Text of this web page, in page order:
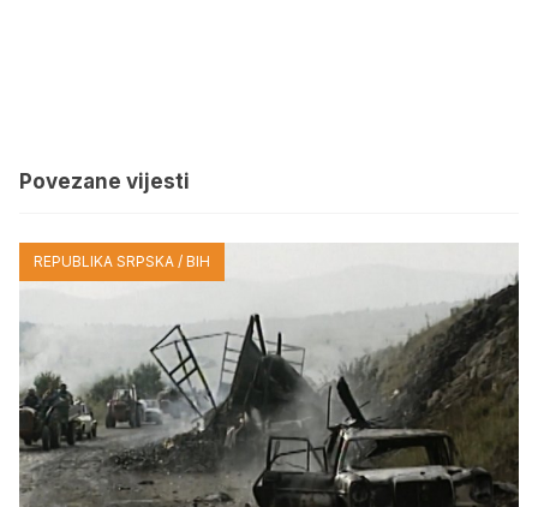
Povezane vijesti
REPUBLIKA SRPSKA / BIH